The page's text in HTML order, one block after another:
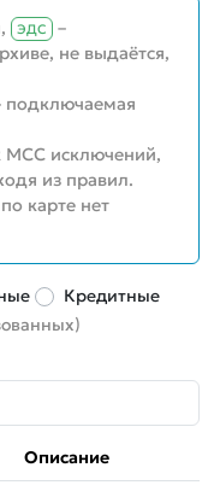
ЭДС
–
не выдаётся,
подключаемая
MCC исключений,
из правил.
карте нет
Кредитные
Описание